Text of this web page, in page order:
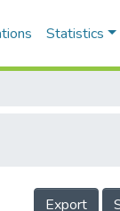
Statistics
Export